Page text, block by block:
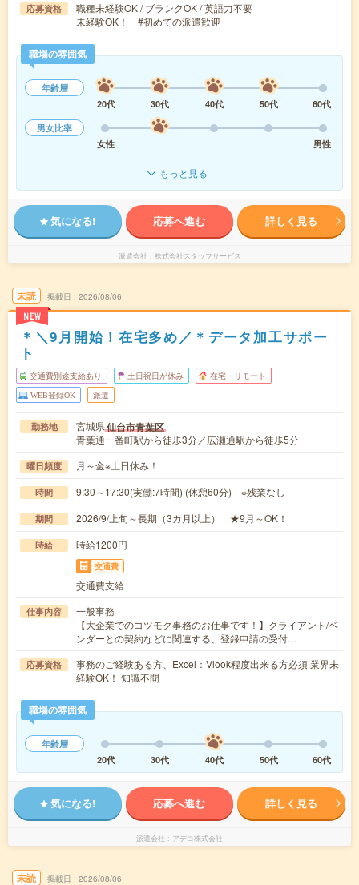
応募資格
職種未経験OK / ブランクOK / 英語力不要
未経験OK！ #初めての派遣歓迎
職場の雰囲気
年齢層
20代
30代 40代 50代
60代
男女比率
女性
男性
もっと見る
気になる! 応募へ進む 詳しく見る
派遣会社 株式会社スタッフサービス
未読
NEW
掲載日 2026/08/06
＊＼9月開始！在宅多め／＊データ加工サポー
ト
交通費別途支給あり 土日祝日が休み 在宅・リモート
WEB登録OK 派遣
勤務地 宮城県仙台市青葉区
青葉通一番町駅から徒歩3分／広瀬通駅から徒歩5分
曜日頻度 月～金※土日休み！
時間 9:30～17:30(実働:7時間) (休憩60分) ※残業なし
期間 2026/9/上旬～長期（3カ月以上） ★9月～OK！
時給 時給1200円
交通費
交通費支給
仕事内容
一般事務
【大企業でのコツモク事務のお仕事です！】クライアント/ベ
ンダーとの契約などに関連する、登録申請の受付…
応募資格
事務のご経験ある方、Excel：Vlook程度出来る方必須 業界未
経験OK！ 知識不問
職場の雰囲気
年齢層
20代
30代 40代 50代 60代
気になる! 応募へ進む 詳しく見る
派遣会社 アデコ株式会社
未読 掲載日 2026/08/06